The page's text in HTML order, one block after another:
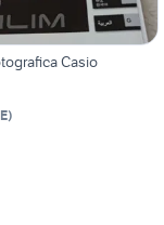
Casio
)